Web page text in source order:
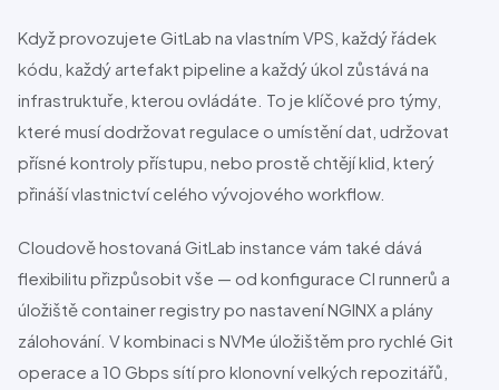
Když provozujete GitLab na vlastním VPS, každý řádek
kódu, každý artefakt pipeline a každý úkol zůstává na
infrastruktuře, kterou ovládáte. To je klíčové pro týmy,
které musí dodržovat regulace o umístění dat, udržovat
přísné kontroly přístupu, nebo prostě chtějí klid, který
přináší vlastnictví celého vývojového workflow.
Cloudově hostovaná GitLab instance vám také dává
flexibilitu přizpůsobit vše — od konfigurace CI runnerů a
úložiště container registry po nastaveníNGINX a plány
zálohování. V kombinaci s NVMe úložištěm pro rychlé Git
operace a 10 Gbps sítí pro klonovní velkých repozitářů,